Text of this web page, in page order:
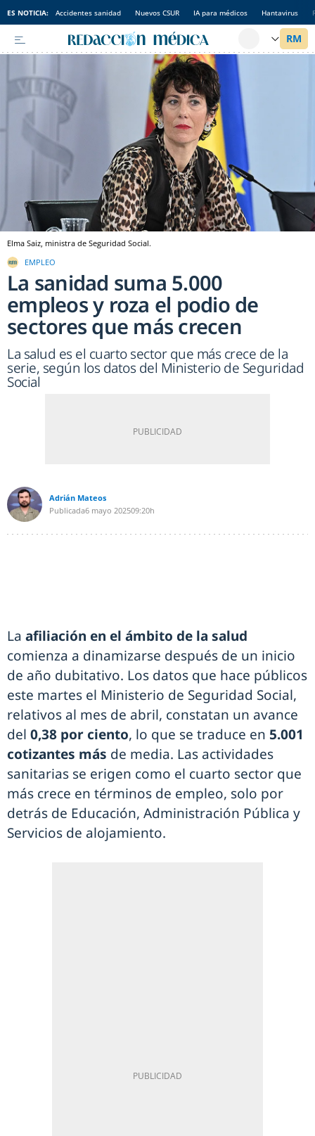
ES NOTICIA: Accidentes sanidad Nuevos CSUR IA para médicos Hantavirus
Elma Saiz, ministra de Seguridad Social.
EMPLEO
La sanidad suma 5.000
empleos y roza el podio de
sectores que más crecen
La salud es el cuarto sector que más crece de la
serie, según los datos del Ministerio de Seguridad
Social
Adrián Mateos
Publicada6 mayo 202509:20h
La afiliación en el ámbito de la salud
comienza a dinamizarse después de un inicio
de año dubitativo. Los datos que hace públicos
este martes el Ministerio de Seguridad Social,
relativos al mes de abril, constatan un avance
del 0,38 por ciento, lo que se traduce en 5.001
cotizantes más de media. Las actividades
sanitarias se erigen como el cuarto sector que
más crece en términos de empleo, solo por
detrás de Educación, Administración Pública y
Servicios de alojamiento.